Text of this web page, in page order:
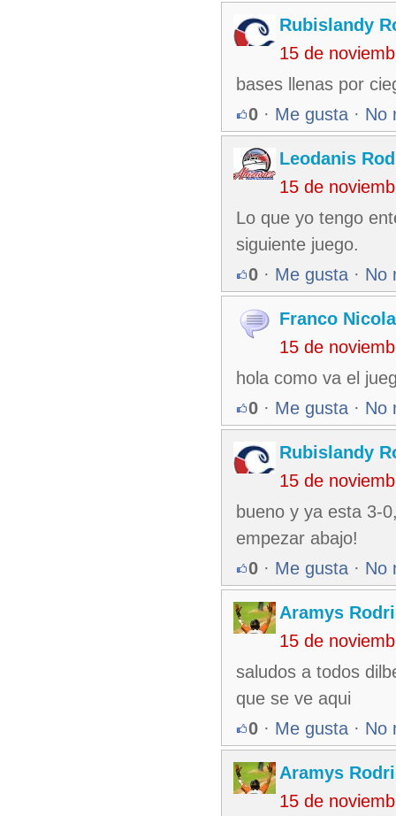
Rubislandy
15 de
bases llenas por
0 · Me gusta · No
Leodanis
15 de
Lo que yo tengo
siguiente juego.
0 · Me gusta · No
Franco
15 de
hola como va el
0 · Me gusta · No
Rubislandy
15 de
bueno y ya esta 3-
empezar abajo!
0 · Me gusta · No
Aramys
15 de
saludos a todos
que se ve aqui
0 · Me gusta · No
Aramys
15 de